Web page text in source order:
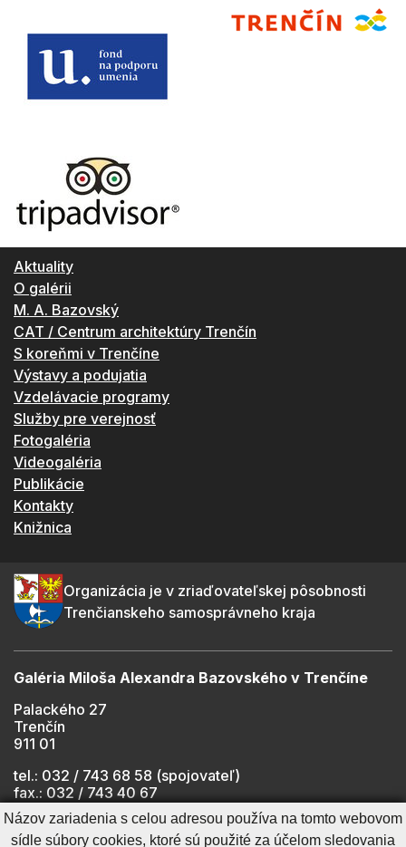
Aktuality
O galérii
M. A. Bazovský
CAT / Centrum architektúry Trenčín
S koreňmi v Trenčíne
Výstavy a podujatia
Vzdelávacie programy
Služby pre verejnosť
Fotogaléria
Videogaléria
Publikácie
Kontakty
Knižnica
Organizácia je v zriaďovateľskej pôsobnosti
Trenčianskeho samosprávneho kraja
Galéria Miloša Alexandra Bazovského v Trenčíne
Palackého 27
Trenčín
911 01
tel.: 032 / 743 68 58 (spojovateľ)
fax.: 032 / 743 40 67
e-mail:
info@gmab.sk
Názov zariadenia s celou adresou používa na tomto webovom
sídle súbory cookies, ktoré sú použité za účelom sledovania